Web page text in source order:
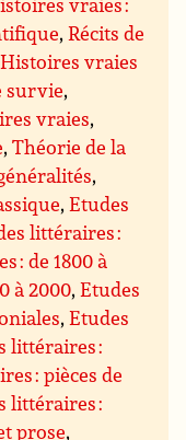
,Récits de
Histoires vraies
survie,
vraies,
,Théorie de la
,
,Etudes
littéraires :
: de 1800 à
à 2000,Etudes
,Etudes
littéraires :
: pièces de
littéraires :
prose,